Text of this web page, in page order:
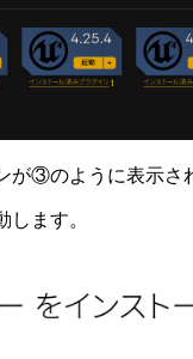
が③のように表示さ
ます。